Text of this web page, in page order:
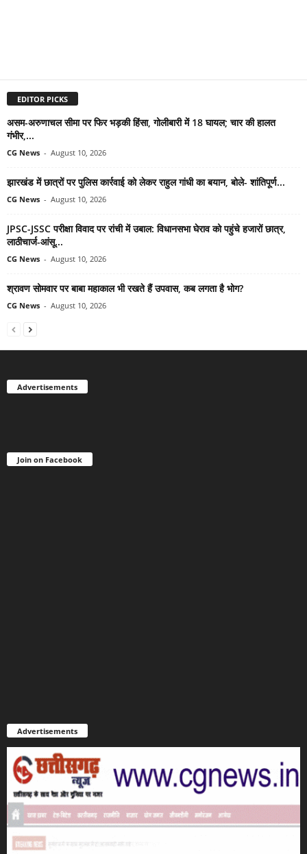
EDITOR PICKS
असम-अरुणाचल सीमा पर फिर भड़की हिंसा, गोलीबारी में 18 घायल; चार की हालत
गंभीर,...
CG News - August 10, 2026
झारखंड में छात्रों पर पुलिस कार्रवाई को लेकर राहुल गांधी का बयान, बोले- शांतिपूर्ण...
CG News - August 10, 2026
JPSC-JSSC परीक्षा विवाद पर रांची में उबाल: विधानसभा घेराव को पहुंचे हजारों छात्र,
लाठीचार्ज-आंसू...
CG News - August 10, 2026
श्रावण सोमवार पर बाबा महाकाल भी रखते हैं उपवास, कब लगता है भोग?
CG News - August 10, 2026
Advertisements
Join on Facebook
Advertisements